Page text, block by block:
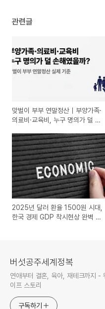
관련글
맞벌이 부부 연말정산｜부양가족·
의료비·교육비, 누구 명의가 덜 손
2025년 달러 환율 1500원 시대,
한국 경제 GDP 착시현상 완벽 분
버섯공주세계정복
연애부터 결혼, 육아, 재테크까지 -
이프 스토리
구독하기